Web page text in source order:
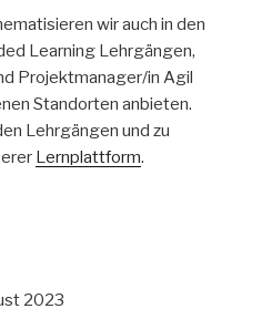
wir auch in den
Learning Lehrgängen,
Projektmanager/in Agil
Standorten anbieten.
Lehrgängen und zu
Lernplattform.
2023